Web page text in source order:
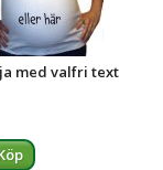
med valfri text